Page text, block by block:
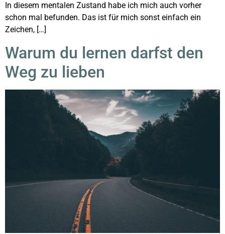
In diesem mentalen Zustand habe ich mich auch vorher
schon mal befunden. Das ist für mich sonst einfach ein
Zeichen, […]
Warum du lernen darfst den
Weg zu lieben